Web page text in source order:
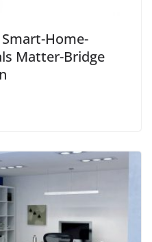
Home-
Matter-Bridge